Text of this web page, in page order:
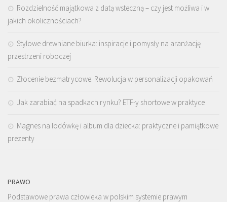
Rozdzielność majątkowa z datą wsteczną – czy jest możliwa i w
jakich okolicznościach?
Stylowe drewniane biurka: inspiracje i pomysły na aranżację
przestrzeni roboczej
Złocenie bezmatrycowe: Rewolucja w personalizacji opakowań
Jak zarabiać na spadkach rynku? ETF-y shortowe w praktyce
Magnes na lodówkę i album dla dziecka: praktyczne i pamiątkowe
prezenty
PRAWO
Podstawowe prawa człowieka w polskim systemie prawym